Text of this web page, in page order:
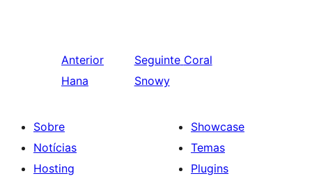
Anterior
Hana
Seguinte Coral
Snowy
Sobre
Notícias
Hosting
Showcase
Temas
Plugins